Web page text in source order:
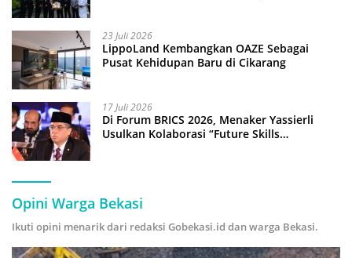
23 Juli 2026
LippoLand Kembangkan OAZE Sebagai
Pusat Kehidupan Baru di Cikarang
17 Juli 2026
Di Forum BRICS 2026, Menaker Yassierli
Usulkan Kolaborasi “Future Skills
Opini Warga Bekasi
Ikuti opini menarik dari redaksi Gobekasi.id dan warga Bekasi.